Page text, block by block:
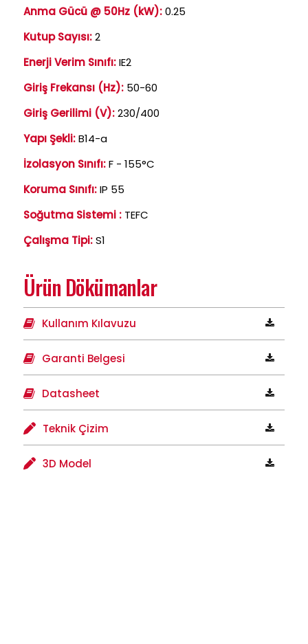
Anma Gücü @ 50Hz (kW):0.25
Kutup Sayısı:2
Enerji Verim Sınıfı:IE2
Giriş Frekansı (Hz): 50-60
Giriş Gerilimi (V):230/400
Yapı Şekli:B14-a
İzolasyon Sınıfı:F - 155°C
Koruma Sınıfı:IP 55
Soğutma Sistemi : TEFC
Çalışma Tipi:S1
Ürün Dökümanlar
Kullanım Kılavuzu
Garanti Belgesi
Datasheet
Teknik Çizim
3D Model